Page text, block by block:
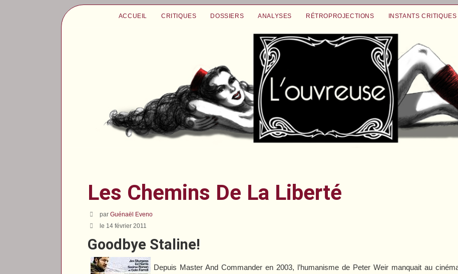
ACCUEIL CRITIQUES DOSSIERS ANALYSES RÉTROPROJECTIONS INSTANTS CRITIQUES
Les Chemins De La Liberté
parGuénaël Eveno
le 14 février 2011
Goodbye Staline!
Depuis Master And Commander en 2003, l’humanisme de Peter Weir manquait au